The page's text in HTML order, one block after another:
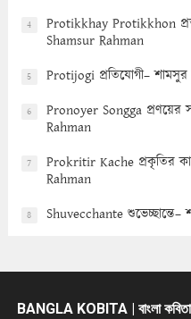
4
Protikkhay Protikkhon
Shamsur Rahman
5 Protijogi প্রতিযোগী–
6
Pronoyer Songga প্রণয়ের
Rahman
7
Prokritir Kache প্রকৃতির
Rahman
8 Shuvecchante
BANGLA KOBITA | বাংলা কবিতা